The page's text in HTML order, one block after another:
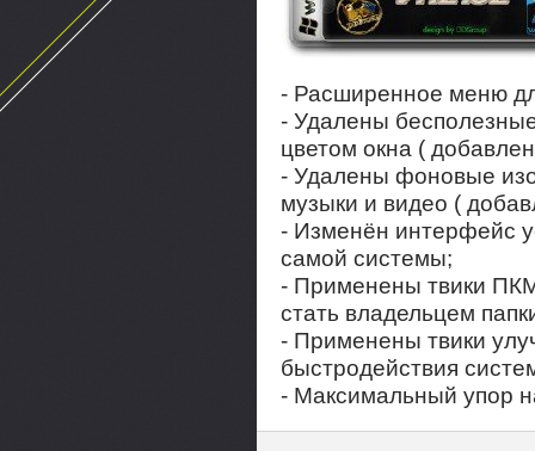
- Расширенное меню
- Удалены
цветом окна (
- Удалены фоновые
музыки и видео (
- Изменён интерфейс
самой системы;
- Применены твики
стать владельцем
- Применены твики
быстродействия
- Максимальный упор